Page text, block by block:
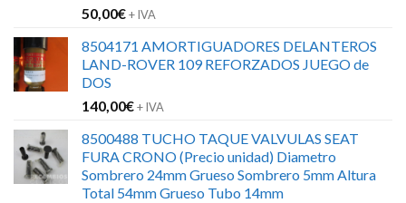
50,00€+ IVA
8504171 AMORTIGUADORES DELANTEROS
LAND-ROVER 109 REFORZADOS JUEGO de
DOS
140,00€+ IVA
8500488 TUCHO TAQUE VALVULAS SEAT
FURA CRONO (Precio unidad) Diametro
Sombrero 24mm Grueso Sombrero 5mm Altura
Total 54mm Grueso Tubo 14mm